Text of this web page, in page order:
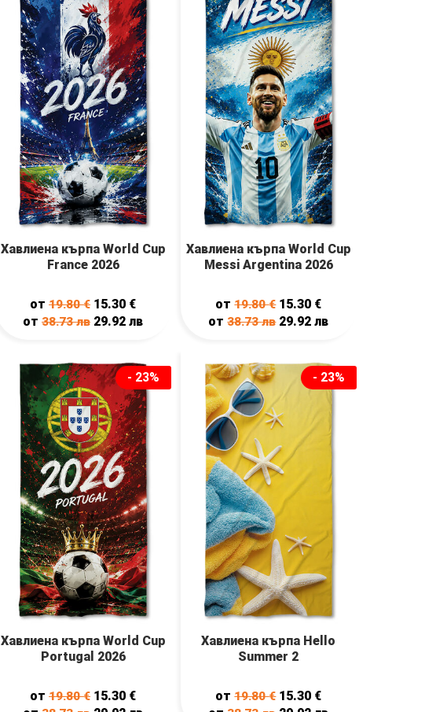
Хавлиена кърпа World Cup
France 2026
от19.80€ 15.30 €
от38.73лв 29.92лв
Хавлиена кърпа World Cup
Messi Аrgentina 2026
от19.80€ 15.30 €
от38.73лв 29.92лв
- 23%
Хавлиена кърпа World Cup
Portugal 2026
от19.80€ 15.30 €
- 23%
Хавлиена кърпа Hello
Summer 2
от19.80€ 15.30 €